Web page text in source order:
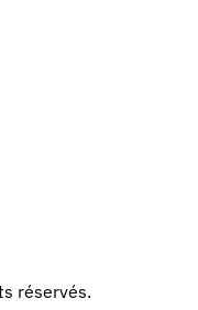
réservés.